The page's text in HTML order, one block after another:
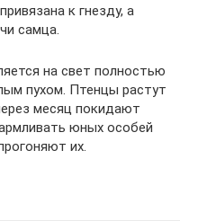
к гнезду, а
самца.
на свет полностью
пухом. Птенцы растут
месяц покидают
юных особей
их.